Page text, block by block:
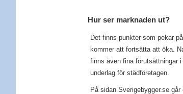
Hur ser marknaden ut?
Det finns punkter som pekar
kommer att fortsätta att öka.
finns även fina förutsättningar
underlag för städföretagen.
På sidan Sverigebygger.se